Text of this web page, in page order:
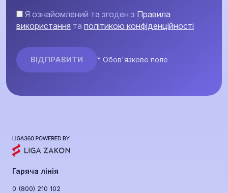
Я ознайомлений та згоден з Правила
використання та політикою конфіденційності
* Обов'язкове поле
Гаряча лінія
0 (800) 210 102